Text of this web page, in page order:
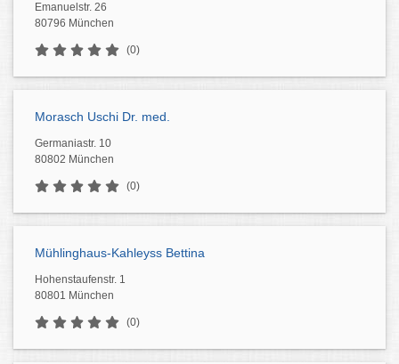
Emanuelstr. 26
80796 München
(0)
Morasch Uschi Dr. med.
Germaniastr. 10
80802 München
(0)
Mühlinghaus-Kahleyss Bettina
Hohenstaufenstr. 1
80801 München
(0)